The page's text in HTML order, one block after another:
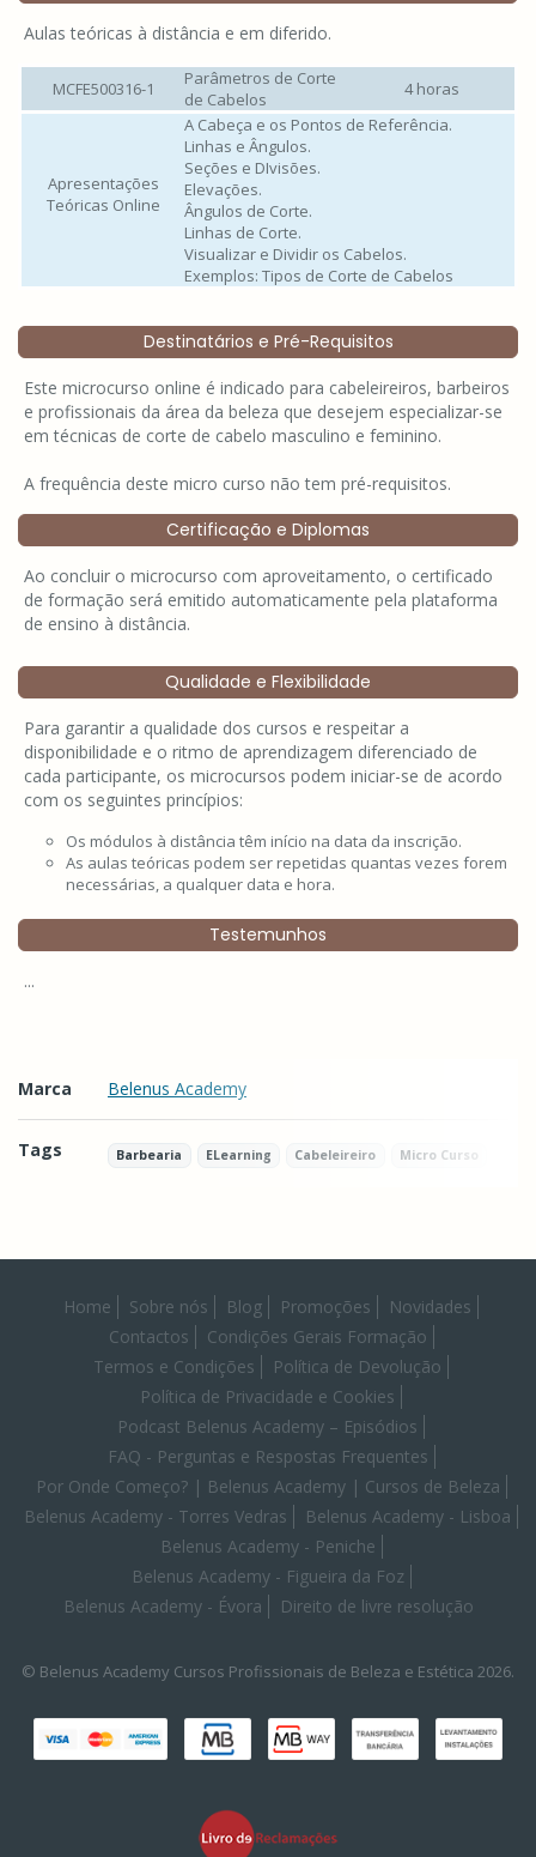
Aulas teóricas à distância e em diferido.
MCFE500316-1
Parâmetros de Corte
de Cabelos
4 horas
Apresentações
Teóricas Online
A Cabeça e os Pontos de Referência.
Linhas e Ângulos.
Seções e DIvisões.
Elevações.
Ângulos de Corte.
Linhas de Corte.
Visualizar e Dividir os Cabelos.
Exemplos: Tipos de Corte de Cabelos
Destinatários e Pré-Requisitos
Este microcurso online é indicado para cabeleireiros, barbeiros
e profissionais da área da beleza que desejem especializar-se
em técnicas de corte de cabelo masculino e feminino.
A frequência deste micro curso não tem pré-requisitos.
Certificação e Diplomas
Ao concluir o microcurso com aproveitamento, o certificado
de formação será emitido automaticamente pela plataforma
de ensino à distância.
Qualidade e Flexibilidade
Para garantir a qualidade dos cursos e respeitar a
disponibilidade e o ritmo de aprendizagem diferenciado de
cada participante, os microcursos podem iniciar-se de acordo
com os seguintes princípios:
Os módulos à distância têm início na data da inscrição.
As aulas teóricas podem ser repetidas quantas vezes forem
necessárias, a qualquer data e hora.
Testemunhos
...
Marca Belenus Academy
Tags Barbearia ELearning Cabeleireiro Micro Curso
Home Sobre nós Blog Promoções
Novidades
Contactos
Condições Gerais Formação
Termos e Condições
Política de Devolução
Política de Privacidade e Cookies
Podcast Belenus Academy – Episódios
FAQ - Perguntas e Respostas Frequentes
Por Onde Começo? | Belenus Academy | Cursos de Beleza
Belenus Academy - Torres Vedras
Belenus Academy - Lisboa
Belenus Academy - Peniche
Belenus Academy - Figueira da Foz
Belenus Academy - Évora
Direito de livre resolução
© Belenus Academy Cursos Profissionais de Beleza e Estética 2026.